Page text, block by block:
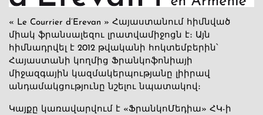
« Le Courrier d’Erevan » Հայաստանում հիմնված
միակ ֆրանսալեզու լրատվամիջոցն է։ Այն
հիմնադրվել է 2012 թվականի հոկտեմբերին՝
Հայաստանի կողմից Ֆրանկոֆոնիայի
միջազգային կազմակերպությանը լիիրավ
անդամակցությունը նշելու նպատակով։
Կայքը կառավարվում է «ՖրանկոՄեդիա» ՀԿ-ի